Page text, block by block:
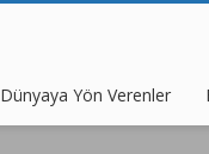
Dünyaya Yön Verenler